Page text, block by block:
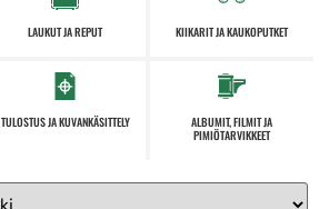
LAUKUT JA REPUT KIIKARIT JA KAUKOPUTKET
TULOSTUS JA KUVANKÄSITTELY
ALBUMIT, FILMIT JA
PIMIÖTARVIKKEET